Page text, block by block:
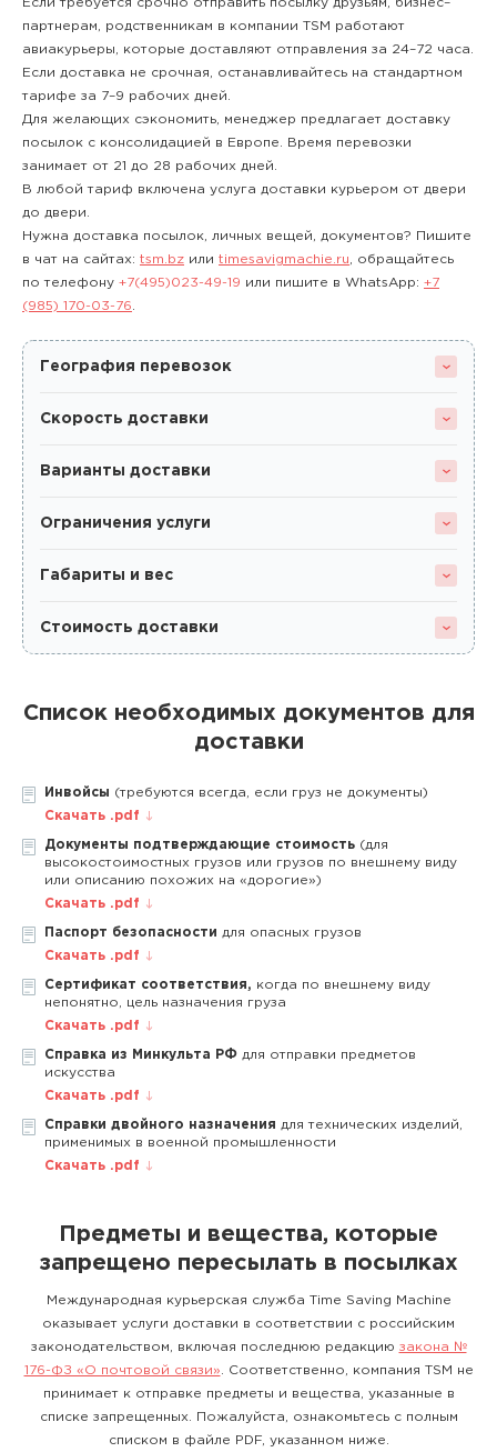
партнерам, родственникам в компании TSM работают
авиакурьеры, которые доставляют отправления за 24–72 часа.
Если доставка не срочная, останавливайтесь на стандартном
тарифе за 7–9 рабочих дней.
Для желающих сэкономить, менеджер предлагает доставку
посылок с консолидацией в Европе. Время перевозки
занимает от 21 до 28 рабочих дней.
В любой тариф включена услуга доставки курьером от двери
до двери.
Нужна доставка посылок, личных вещей, документов? Пишите
в чат на сайтах: tsm.bz или timesavigmachie.ru , обращайтесь
по телефону +7(495)023-49-19 или пишите в WhatsApp: +7
(985) 170-03-76
География перевозок
Скорость доставки
Варианты доставки
Ограничения услуги
Габариты и вес
Стоимость доставки
Список необходимых документов для
доставки
Инвойсы (требуются всегда, если груз не документы)
Скачать .pdf
Документы подтверждающие стоимость (для
высокостоимостных грузов или грузов по внешнему виду
или описанию похожих на «дорогие»)
Скачать .pdf
Паспорт безопасности для опасных грузов
Скачать .pdf
Сертификат соответствия, когда по внешнему виду
непонятно, цель назначения груза
Скачать .pdf
Справка из Минкульта РФ для отправки предметов
искусства
Скачать .pdf
Справки двойного назначения для технических изделий,
применимых в военной промышленности
Скачать .pdf
Предметы и вещества, которые
запрещено пересылать в посылках
Международная курьерская служба Time Saving Machine
оказывает услуги доставки в соответствии с российским
законодательством, включая последнюю редакцию закона №
176-ФЗ «О почтовой связи» . Соответственно, компания TSM не
принимает к отправке предметы и вещества, указанные в
списке запрещенных. Пожалуйста, ознакомьтесь с полным
списком в файле PDF, указанном ниже.